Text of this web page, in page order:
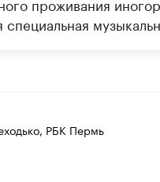
специальная
РБК Пермь